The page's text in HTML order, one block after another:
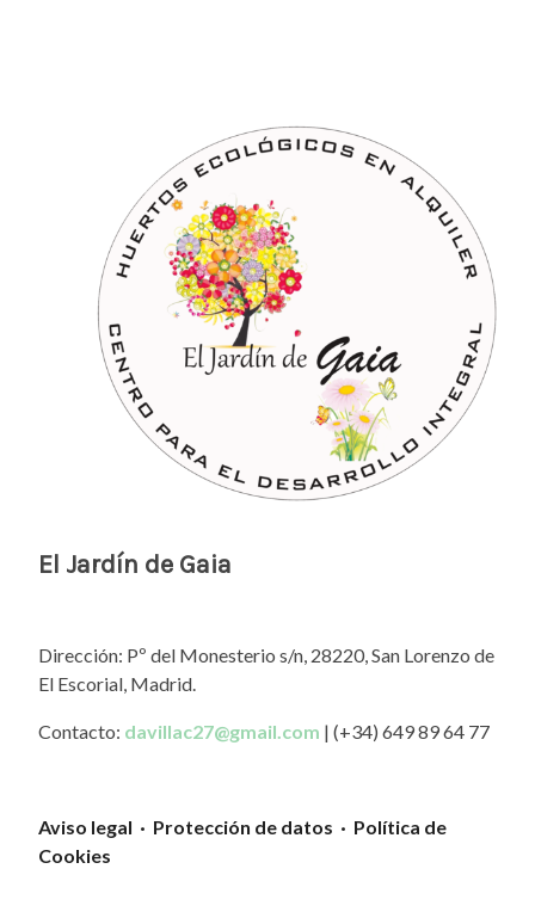
El Jardín de Gaia
Dirección: Pº del Monesterio s/n, 28220, San Lorenzo de
El Escorial, Madrid.
Contacto: davillac27@gmail.com | (+34) 649 89 64 77
Aviso legal · Protección de datos · Política de
Cookies